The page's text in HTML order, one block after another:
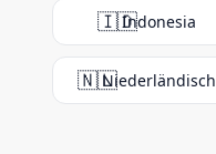
🇮🇩Indonesia
🇳🇱Niederländisch